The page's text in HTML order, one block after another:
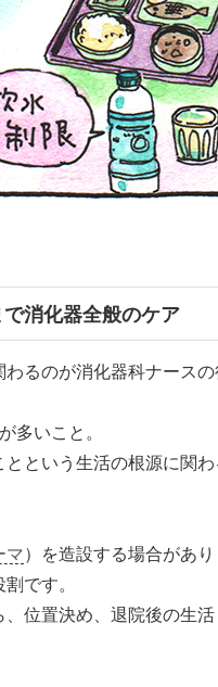
消化器全般のケア
るのが消化器科ナースの
多いこと。
という生活の根源に関
マ）を造設する場合があり
です。
位置決め、退院後の生